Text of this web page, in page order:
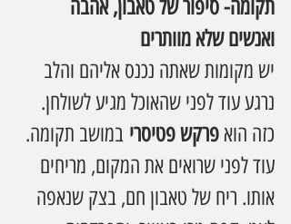
תקומה- סיפור של טאבון, אהבה
ואנשים שלא מוותרים
יש מקומות שאתה נכנס אליהם והלב
נרגע עוד לפני שהאוכל מגיע לשולחן.
כזה הוא פרקש פטיסרי במושב תקומה.
עוד לפני שרואים את המקום, מריחים
אותו. ריח של טאבון חם, בצק שנאפה